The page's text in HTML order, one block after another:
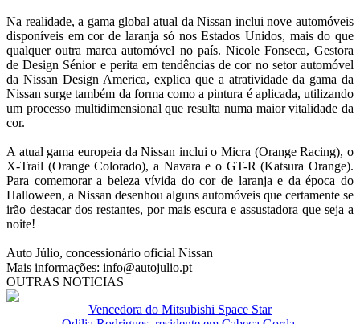
Na realidade, a gama global atual da Nissan inclui nove automóveis
disponíveis em cor de laranja só nos Estados Unidos, mais do que
qualquer outra marca automóvel no país. Nicole Fonseca, Gestora
de Design Sénior e perita em tendências de cor no setor automóvel
da Nissan Design America, explica que a atratividade da gama da
Nissan surge também da forma como a pintura é aplicada, utilizando
um processo multidimensional que resulta numa maior vitalidade da
cor.
A atual gama europeia da Nissan inclui o Micra (Orange Racing), o
X-Trail (Orange Colorado), a Navara e o GT-R (Katsura Orange).
Para comemorar a beleza vívida do cor de laranja e da época do
Halloween, a Nissan desenhou alguns automóveis que certamente se
irão destacar dos restantes, por mais escura e assustadora que seja a
noite!
Auto Júlio, concessionário oficial Nissan
Mais informações: info@autojulio.pt
OUTRAS NOTICIAS
Vencedora do Mitsubishi Space Star